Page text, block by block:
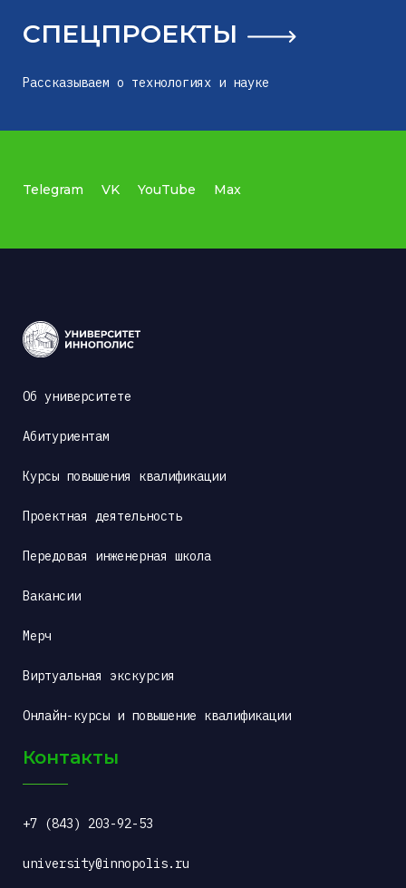
СПЕЦПРОЕКТЫ
Рассказываем о технологиях и науке
Telegram VK YouTube Max
Об университете
Абитуриентам
Курсы повышения квалификации
Проектная деятельность
Передовая инженерная школа
Вакансии
Мерч
Виртуальная экскурсия
Онлайн-курсы и повышение квалификации
Контакты
+7 (843) 203-92-53
university@innopolis.ru